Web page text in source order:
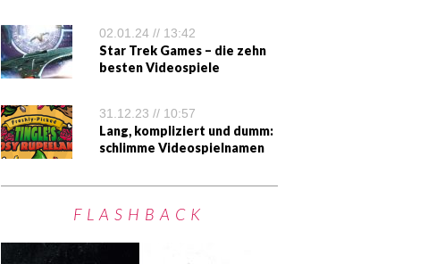
02.01.24 // 13:42
Star Trek Games – die zehn
besten Videospiele
31.12.23 // 10:57
Lang, kompliziert und dumm:
schlimme Videospielnamen
FLASHBACK